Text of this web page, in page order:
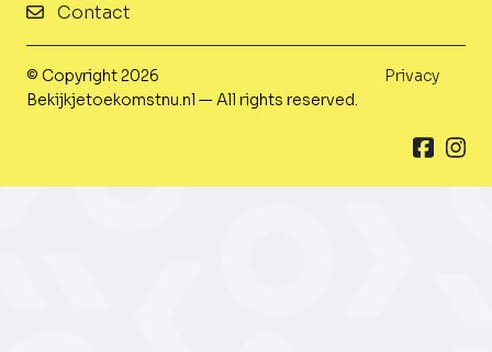
Contact
© Copyright 2026
Bekijkjetoekomstnu.nl — All rights reserved.
Privacy